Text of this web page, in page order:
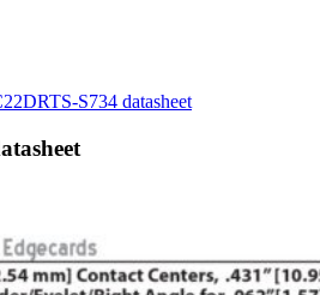
S734 datasheet